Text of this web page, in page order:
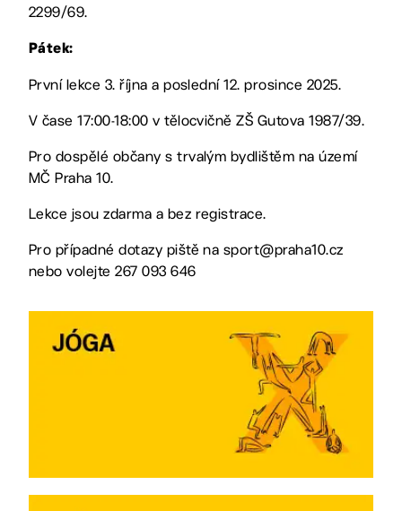
2299/69.
Pátek:
První lekce 3. října a poslední 12. prosince 2025.
V čase 17:00-18:00 v tělocvičně ZŠ Gutova 1987/39.
Pro dospělé občany s trvalým bydlištěm na území
MČ Praha 10.
Lekce jsou zdarma a bez registrace.
Pro případné dotazy piště na sport@praha10.cz
nebo volejte 267 093 646